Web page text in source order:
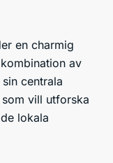
en charmig
av
centrala
vill utforska
lokala